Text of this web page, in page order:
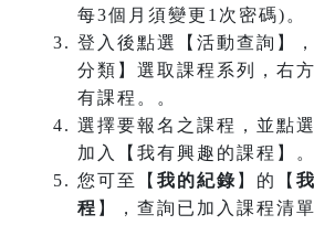
每3個月須變更1次密碼)。
登入後點選【活動查詢】
分類】選取課程系列，右
有課程。。
選擇要報名之課程，並點
加入【我有興趣的課程】。
您可至【 我的紀錄 】的【
程 】，查詢已加入課程清單